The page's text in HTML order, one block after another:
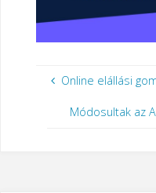
Online elállási
Módosultak az